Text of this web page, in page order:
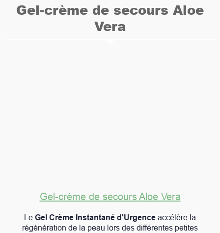
Gel-crème de secours Aloe
Vera
Gel-crème de secours Aloe Vera
Le Gel Crème Instantané d'Urgence accélère la
régénération de la peau lors des différentes petites